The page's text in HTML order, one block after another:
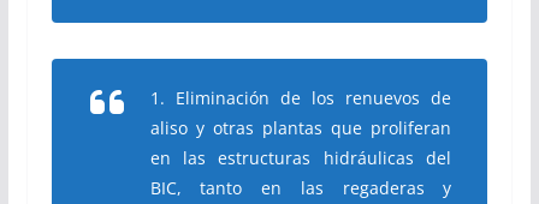
1. Eliminación de los renuevos de
aliso y otras plantas que proliferan
en las estructuras hidráulicas del
BIC, tanto en las regaderas y